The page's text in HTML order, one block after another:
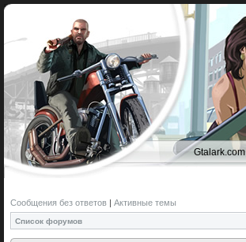
Gtalark.com
Сообщения без ответов | Активные темы
Список форумов